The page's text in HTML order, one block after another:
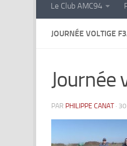
Le Club AMC94
JOURNÉE VOLTIGE
Journée
PAR PHILIPPE CANAT ·